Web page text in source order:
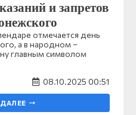
и запретов
отмечается день
а в народном –
главным символом
08.10.2025 00:51